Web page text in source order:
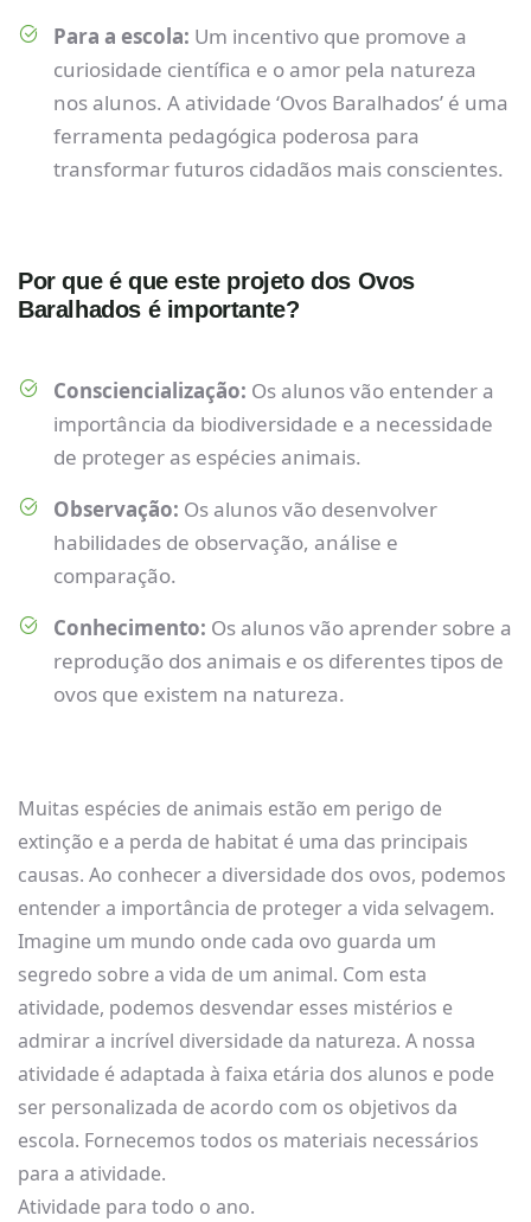
Para a escola: Um incentivo que promove a
curiosidade científica e o amor pela natureza
nos alunos. A atividade ‘Ovos Baralhados’ é uma
ferramenta pedagógica poderosa para
transformar futuros cidadãos mais conscientes.
Por que é que este projeto dos Ovos
Baralhados é importante?
Consciencialização: Os alunos vão entender a
importância da biodiversidade e a necessidade
de proteger as espécies animais.
Observação: Os alunos vão desenvolver
habilidades de observação, análise e
comparação.
Conhecimento: Os alunos vão aprender sobre a
reprodução dos animais e os diferentes tipos de
ovos que existem na natureza.
Muitas espécies de animais estão em perigo de
extinção e a perda de habitat é uma das principais
causas. Ao conhecer a diversidade dos ovos, podemos
entender a importância de proteger a vida selvagem.
Imagine um mundo onde cada ovo guarda um
segredo sobre a vida de um animal. Com esta
atividade, podemos desvendar esses mistérios e
admirar a incrível diversidade da natureza. A nossa
atividade é adaptada à faixa etária dos alunos e pode
ser personalizada de acordo com os objetivos da
escola. Fornecemos todos os materiais necessários
para a atividade.
Atividade para todo o ano.